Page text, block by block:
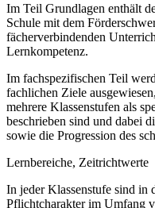
Im Teil Grundlagen enthält
Schule mit dem
fächerverbindenden
Lernkompetenz.
Im fachspezifischen Teil
fachlichen Ziele
mehrere Klassenstufen als
beschrieben sind und dabei
sowie die Progression des
Lernbereiche, Zeitrichtwerte
In jeder Klassenstufe sind in
Pflichtcharakter im Umfang